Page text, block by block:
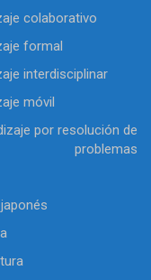
colaborativo
formal
interdisciplinar
móvil
por resolución de
problemas